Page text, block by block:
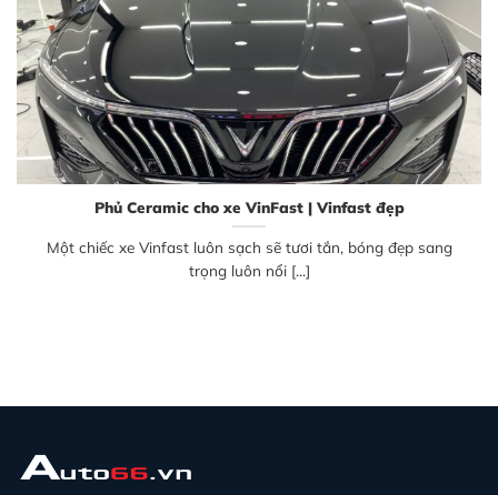
Phủ Ceramic cho xe VinFast | Vinfast đẹp
Một chiếc xe Vinfast luôn sạch sẽ tươi tắn, bóng đẹp sang
trọng luôn nổi [...]